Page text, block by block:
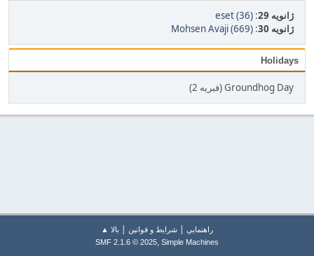
ژانویه 29 :
eset (36)
ژانویه 30
:
Mohsen Avaji (669)
Holidays
Groundhog Day (فبریه 2)
راهنمايي | شرایط و قوانین | بالا ▲
SMF 2.1.6 © 2025, Simple Machines